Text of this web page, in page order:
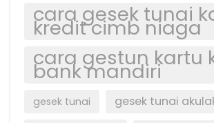
cara gesek tunai
kredit cimb niaga
cara gestun kartu
bank mandiri
gesek tunai gesek tunai